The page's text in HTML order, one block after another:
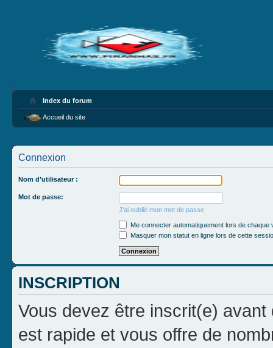
Index du forum
Accueil du site
Connexion
Nom d’utilisateur :
Mot de passe:
J’ai oublié mon mot de passe
Me connecter automatiquement lors de chaque
Masquer mon statut en ligne lors de cette
INSCRIPTION
Vous devez être inscrit(e) avant
est rapide et vous offre de